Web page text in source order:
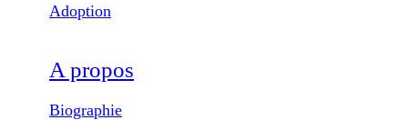
Adoption
A propos
Biographie